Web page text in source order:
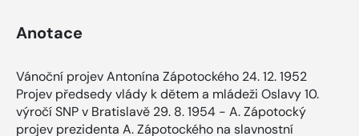
Anotace
Vánoční projev Antonína Zápotockého 24. 12. 1952
Projev předsedy vlády k dětem a mládeži Oslavy 10.
výročí SNP v Bratislavě 29. 8. 1954 - A. Zápotocký
projev prezidenta A. Zápotockého na slavnostní